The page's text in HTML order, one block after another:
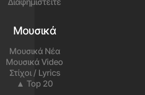
Διαφημιστείτε
Μουσικά
Μουσικά Νέα
Μουσικά Video
Στίχοι / Lyrics
▲ Top 20